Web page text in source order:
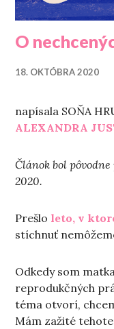
O
18. OKTÓBRA 2020
napísala SOŇA
ALEXANDRA
Článok bol
2020.
Prešlo leto, v
stíchnuť
Odkedy som
reprodukčných
téma otvorí,
Mám zažité